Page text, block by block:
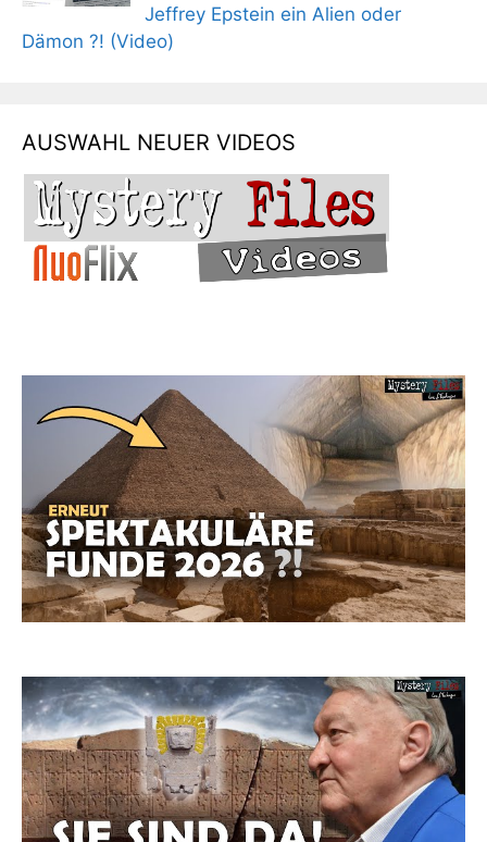
Jeffrey Epstein ein Alien oder
Dämon ?! (Video)
AUSWAHL NEUER VIDEOS